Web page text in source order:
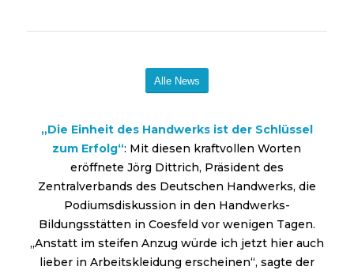
Alle News
„Die Einheit des Handwerks ist der Schlüssel
zum Erfolg“: Mit diesen kraftvollen Worten
eröffnete Jörg Dittrich, Präsident des
Zentralverbands des Deutschen Handwerks, die
Podiumsdiskussion in den Handwerks-
Bildungsstätten in Coesfeld vor wenigen Tagen.
„Anstatt im steifen Anzug würde ich jetzt hier auch
lieber in Arbeitskleidung erscheinen“, sagte der